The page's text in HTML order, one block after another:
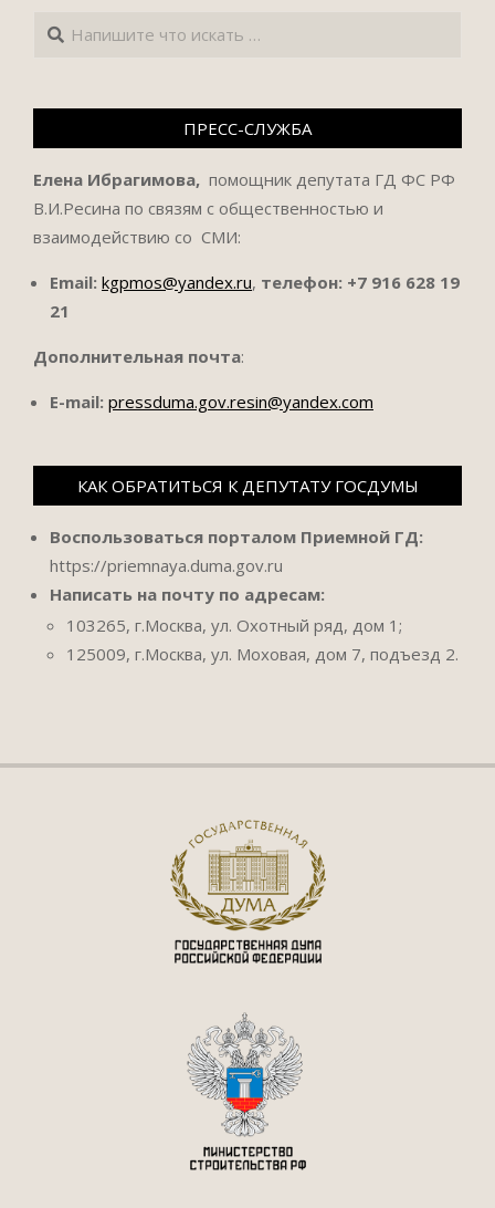
Поиск
ПРЕСС-СЛУЖБА
Елена Ибрагимова, помощник депутата ГД ФС РФ
В.И.Ресина по связям с общественностью и
взаимодействию со СМИ:
Email: kgpmos@yandex.ru, телефон: +7 916 628 19
21
Дополнительная почта:
E-mail: pressduma.gov.resin@yandex.com
КАК ОБРАТИТЬСЯ К ДЕПУТАТУ ГОСДУМЫ
Воспользоваться порталом Приемной ГД:
https://priemnaya.duma.gov.ru
Написать на почту по адресам:
103265, г.Москва, ул. Охотный ряд, дом 1;
125009, г.Москва, ул. Моховая, дом 7, подъезд 2.